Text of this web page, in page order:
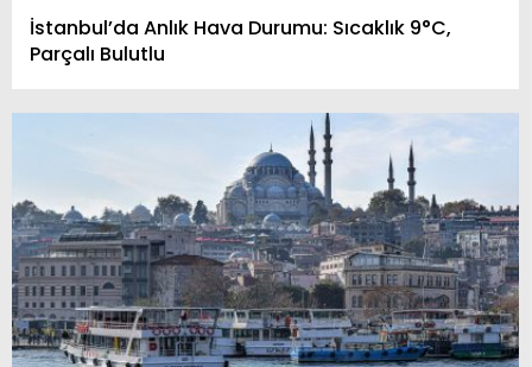
İstanbul’da Anlık Hava Durumu: Sıcaklık 9°C,
Parçalı Bulutlu